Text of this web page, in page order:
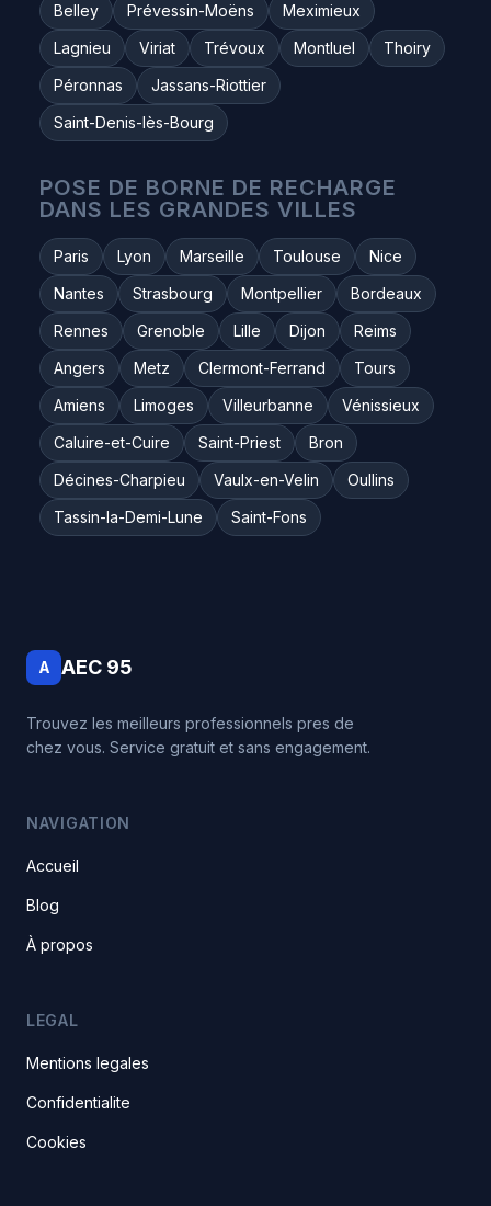
Belley
Prévessin-Moëns
Meximieux
Lagnieu
Viriat Trévoux Montluel
Thoiry
Péronnas
Jassans-Riottier
Saint-Denis-lès-Bourg
POSE DE BORNE DE RECHARGE
DANS LES GRANDES VILLES
Paris Lyon Marseille Toulouse
Nice
Nantes
Strasbourg Montpellier
Bordeaux
Rennes
Grenoble Lille Dijon
Reims
Angers
Metz Clermont-Ferrand
Tours
Amiens
Limoges Villeurbanne
Vénissieux
Caluire-et-Cuire
Saint-Priest
Bron
Décines-Charpieu
Vaulx-en-Velin
Oullins
Tassin-la-Demi-Lune
Saint-Fons
A AEC 95
Trouvez les meilleurs professionnels pres de
chez vous. Service gratuit et sans engagement.
NAVIGATION
Accueil
Blog
À propos
LEGAL
Mentions legales
Confidentialite
Cookies